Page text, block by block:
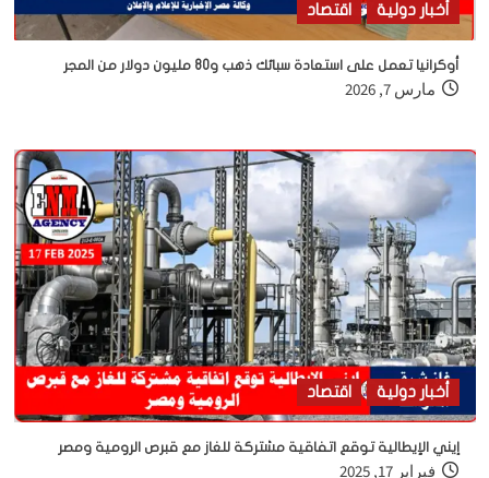
أخبار دولية اقتصاد
أوكرانيا تعمل على استعادة سبائك ذهب و80 مليون دولار من المجر
مارس 7, 2026
أخبار دولية اقتصاد
إيني الإيطالية توقع اتفاقية مشتركة للغاز مع قبرص الرومية ومصر
فبراير 17, 2025